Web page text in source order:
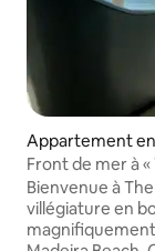
Appartement en
Madeira Beach
Front de mer à «
Bienvenue à
villégiature en